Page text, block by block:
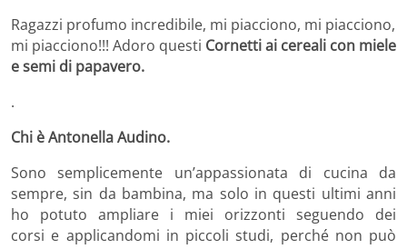
Ragazzi profumo incredibile, mi piacciono, mi piacciono,
mi piacciono!!! Adoro questi Cornetti ai cereali con miele
e semi di papavero.
.
Chi è Antonella Audino.
Sono semplicemente un’appassionata di cucina da
sempre, sin da bambina, ma solo in questi ultimi anni
ho potuto ampliare i miei orizzonti seguendo dei
corsi e applicandomi in piccoli studi, perché non può